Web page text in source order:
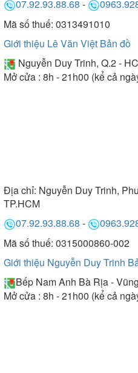
07.92.93.88.68 -
Mã số thuế: 0313491010
Giới thiệu Lê Văn Việt Bản đồ
Nguyễn Duy Trinh, Q.2 -
Mở cửa : 8h - 21h00 (kể cả
Địa chỉ: Nguyễn Duy Trinh,
TP.HCM
07.92.93.88.68 -
Mã số thuế: 0315000860-002
Giới thiệu Nguyễn Duy Trinh
Bếp Nam Anh Bà Rịa -
Mở cửa : 8h - 21h00 (kể cả